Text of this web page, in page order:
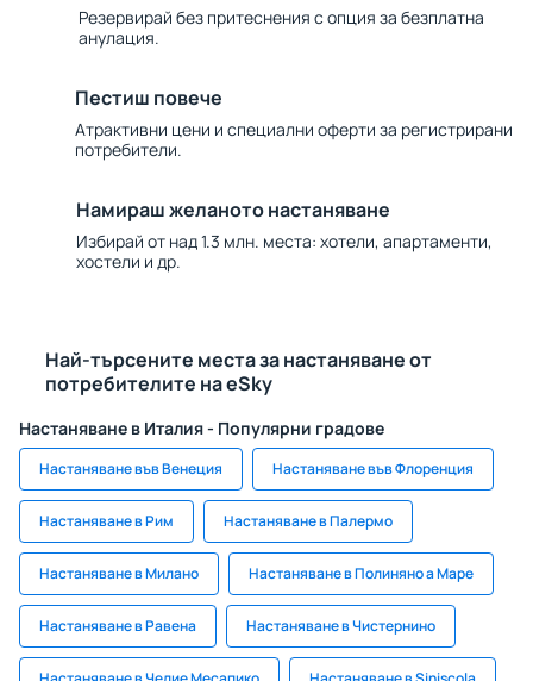
Резервирай без притеснения с опция за безплатна
анулация.
Пестиш повече
Атрактивни цени и специални оферти за регистрирани
потребители.
Намираш желаното настаняване
Избирай от над 1.3 млн. места: хотели, апартаменти,
хостели и др.
Най-търсените места за настаняване от
потребителите на eSky
Настаняване в Италия - Популярни градове
Настаняване във Венеция Настаняване във Флоренция
Настаняване в Рим Настаняване в Палермо
Настаняване в Милано Настаняване в Полиняно а Маре
Настаняване в Равена Настаняване в Чистернино